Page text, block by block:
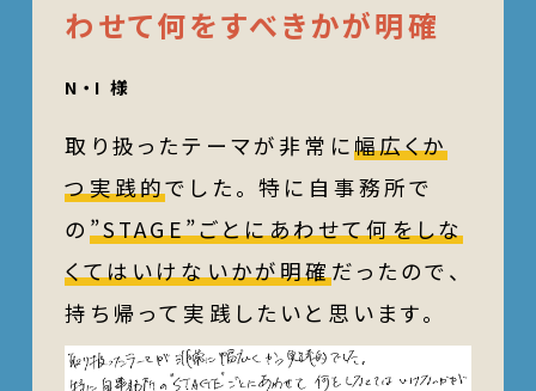
わせて何をすべきかが明確
N・I 様
取り扱ったテーマが非常に幅広くか
つ実践的でした。 特に自事務所で
の ”STAGE”ごとにあわせて何をしな
くてはいけないかが明確だったので、
持ち帰って実践したいと思います。